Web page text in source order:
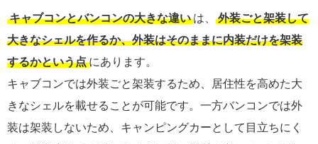
キャブコンとバンコンの大きな違い は、
外装ごと架装して
大きなシェルを作るか、外装はそのままに内装だけを架装
するかという点 にあります。
キャブコンでは外装ごと架装するため、居住性を高めた大
きなシェルを載せることが可能です。一方バンコンでは外
装は架装しないため、キャンピングカーとして目立ちにく